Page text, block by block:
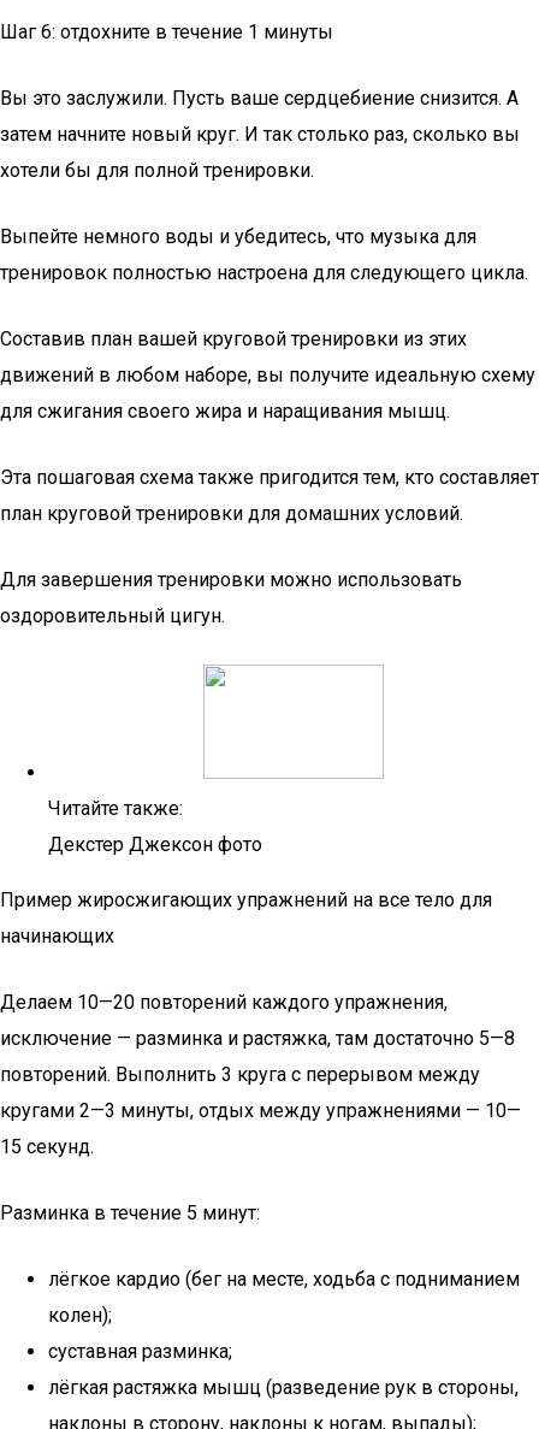
Шаг 6: отдохните в течение 1 минуты
Вы это заслужили. Пусть ваше сердцебиение снизится. А
затем начните новый круг. И так столько раз, сколько вы
хотели бы для полной тренировки.
Выпейте немного воды и убедитесь, что музыка для
тренировок полностью настроена для следующего цикла.
Составив план вашей круговой тренировки из этих
движений в любом наборе, вы получите идеальную схему
для сжигания своего жира и наращивания мышц.
Эта пошаговая схема также пригодится тем, кто составляет
план круговой тренировки для домашних условий.
Для завершения тренировки можно использовать
оздоровительный цигун.
Читайте также:
Декстер Джексон фото
Пример жиросжигающих упражнений на все тело для
начинающих
Делаем 10—20 повторений каждого упражнения,
исключение — разминка и растяжка, там достаточно 5—8
повторений. Выполнить 3 круга с перерывом между
кругами 2—3 минуты, отдых между упражнениями — 10—
15 секунд.
Разминка в течение 5 минут:
лёгкое кардио (бег на месте, ходьба с подниманием
колен);
суставная разминка;
лёгкая растяжка мышц (разведение рук в стороны,
наклоны в сторону, наклоны к ногам, выпады);